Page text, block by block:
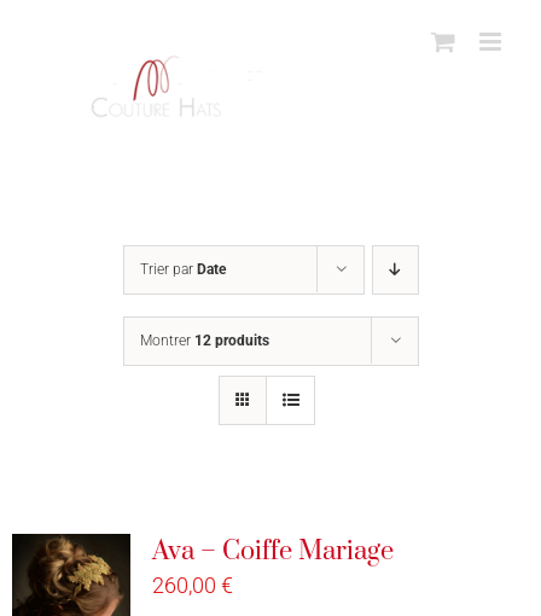
Trier par Date
Montrer 12 produits
Ava – Coiffe Mariage
260,00 €